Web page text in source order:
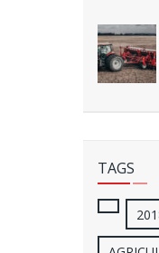
TAGS